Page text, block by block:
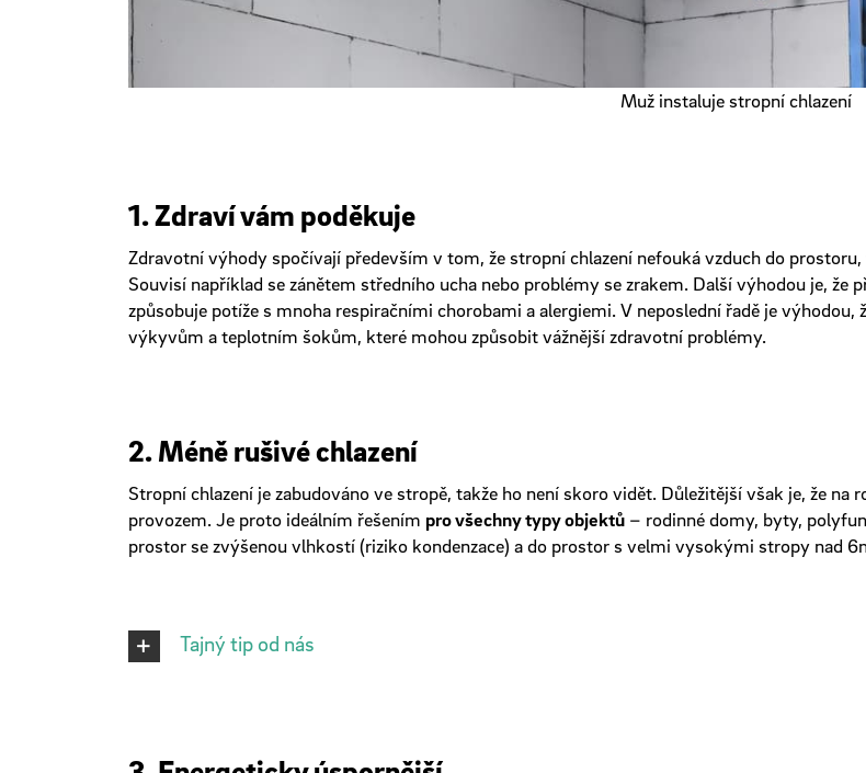
Muž instaluje stropní chlazení
1. Zdraví vám poděkuje
Zdravotní výhody spočívají především v tom, že stropní chlazení nefouká vzduch do
Souvisí například se zánětem středního ucha nebo problémy se zrakem. Další výhodou je, že
způsobuje potíže s mnoha respiračními chorobami a alergiemi. V neposlední řadě je
výkyvům a teplotním šokům, které mohou způsobit vážnější zdravotní problémy.
2. Méně rušivé chlazení
Stropní chlazení je zabudováno ve stropě, takže ho není skoro vidět. Důležitější však je, že
provozem. Je proto ideálním řešením pro všechny typy objektů– rodinné domy, byty,
prostor se zvýšenou vlhkostí (riziko kondenzace) a do prostor s velmi vysokými stropy nad
Tajný tip od nás